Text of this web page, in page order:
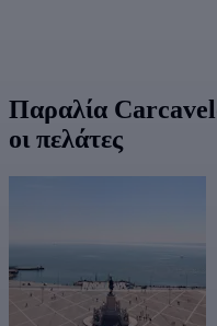
Παραλία
οι πελάτες